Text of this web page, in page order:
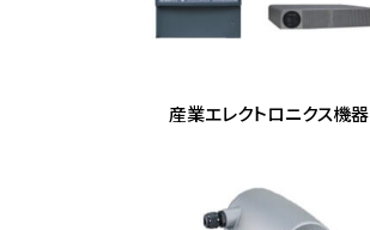
産業エレクトロニクス機器